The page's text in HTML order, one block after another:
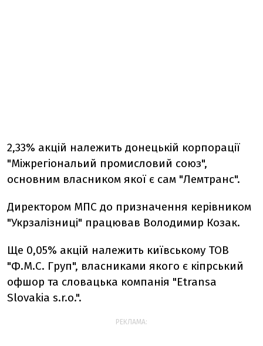
2,33% акцій належить донецькій корпорації
"Міжрегіональий промисловий союз",
основним власником якої є сам "Лемтранс".
Директором МПС до призначення керівником
"Укрзалізниці" працював Володимир Козак.
Ще 0,05% акцій належить київському ТОВ
"Ф.М.С. Груп", власниками якого є кіпрський
офшор та словацька компанія "Etransa
Slovakia s.r.o.".
РЕКЛАМА: